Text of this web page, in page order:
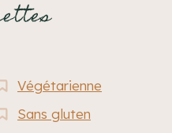
Végétarienne
Sans gluten